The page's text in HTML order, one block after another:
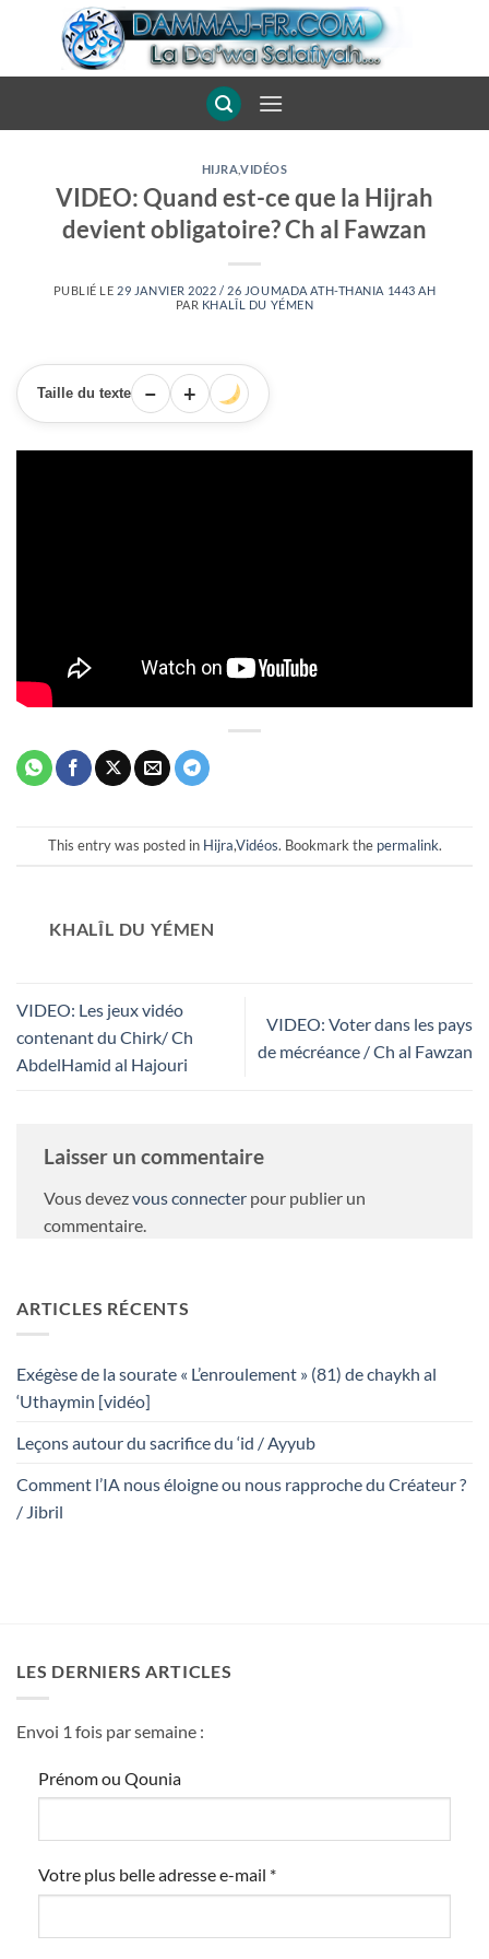
HIJRAVIDÉOS
VIDEO: Quand est-ce que la Hijrah
devient obligatoire? Ch al Fawzan
PUBLIÉ LE 29 JANVIER 2022 / 26 JOUMADA ATH-THANIA 1443 AH
PAR KHALÎL DU YÉMEN
Taille du texte − +
This entry was posted in Hijra,Vidéos. Bookmark the permalink.
KHALÎL DU YÉMEN
VIDEO: Les jeux vidéo
contenant du Chirk/ Ch
AbdelHamid al Hajouri
VIDEO: Voter dans les pays
de mécréance / Ch al Fawzan
Laisser un commentaire
Vous devezvous connecter pour publier un
commentaire.
ARTICLES RÉCENTS
Exégèse de la sourate « L’enroulement » (81) de chaykh al
‘Uthaymin [vidéo]
Leçons autour du sacrifice du ‘id / Ayyub
Comment l’IA nous éloigne ou nous rapproche du Créateur ?
/ Jibril
LES DERNIERS ARTICLES
Envoi 1 fois par semaine :
Prénom ou Qounia
Votre plus belle adresse e-mail *